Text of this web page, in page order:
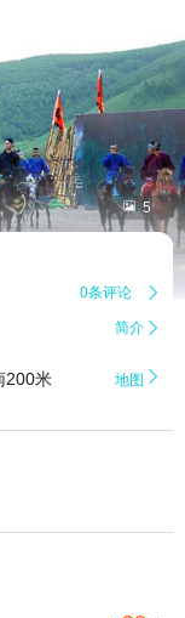
 5
0条评论 
简介 
200米 地图 